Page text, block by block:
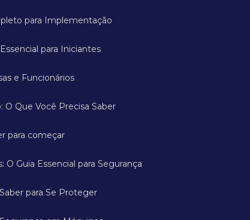
para Implementação
Essencial para Iniciantes
e Funcionários
O Que Você Precisa Saber
para começar
O Guia Essencial para Segurança
para Se Proteger